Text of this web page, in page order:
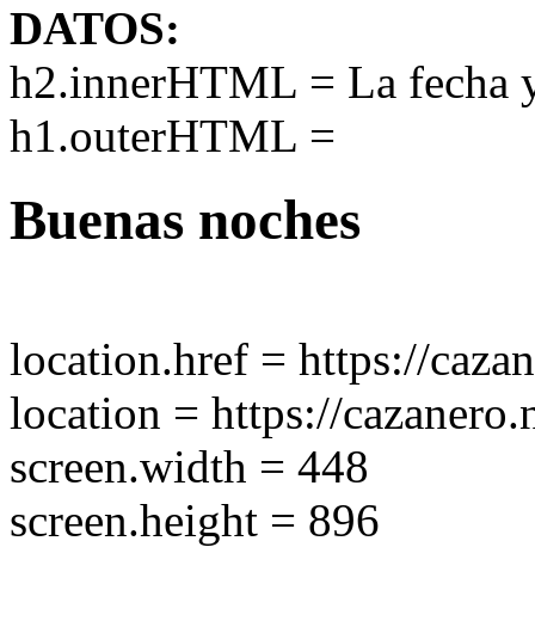
DATOS:
h2.innerHTML = La fecha
h1.outerHTML =
Buenas noches
location.href = https://
location = https://
screen.width = 448
screen.height = 896